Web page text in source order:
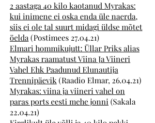
2 aastaga 40 kilo kaotanud Myrakas:
kui inimene ei oska enda üle naerda,
siis ei ole tal suurt midagi üldse mõtet
öelda (Postimees 27.04.21)
Elmari hommikujutt: Üllar Priks alias
Myrakas raamatust Viina Ja Viineri
Vahel Ehk Paadunud Elunautija
Trennipäevik (Raadio Elmar, 26.04.21)
Myrakas: viina ja viineri vahel on
paras ports eesti mehe jonni (Sakala
22.04.21)